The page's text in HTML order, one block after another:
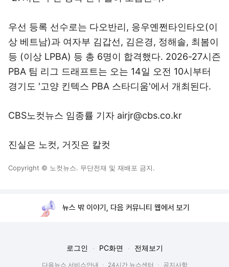
우선 등록 선수로는 다오반리, 응우옌쩐타인타오(이
상 베트남)과 여자부 김갑선, 김은경, 정해솔, 최봄이
등 (이상 LPBA) 등 총 6명이 합격했다. 2026-27시즌
PBA 팀 리그 드래프트는 오는 14일 오전 10시부터
경기도 '고양 킨텍스 PBA 스타디움'에서 개최된다.
CBS노컷뉴스 임종률 기자 airjr@cbs.co.kr
진실은 노컷, 거짓은 칼컷
Copyright © 노컷뉴스. 무단전재 및 재배포 금지.
뉴스 밖 이야기, 다음 커뮤니티 웹에서 보기
로그인 PC화면 전체보기
다음뉴스 서비스안내 24시간 뉴스센터 공지사항